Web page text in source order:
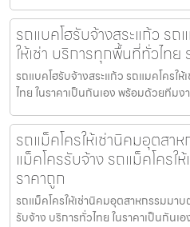
รถแบคโฮรับจ้างสระแก้ว รถ
ให้เช่า บริการทุกพื้นที่ทั่วไทย
รถแบคโฮรับจ้างสระแก้ว รถแมคโครใ
ไทย ในราคาเป็นกันเอง พร้อมด้วยทีม
รถแม็คโครให้เช่านิคมอุตสา
แม็คโครรับจ้าง รถแม็คโครใ
ราคาถูก
รถแม็คโครให้เช่านิคมอุตสาหกรรมมาบ
รับจ้าง บริการทั่วไทย ในราคาเป็นกัน